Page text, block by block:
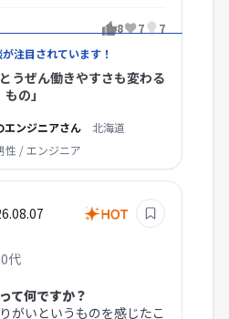
8 7
7
注目されています！
うぜん働きやすさも変わる
もの」
エンジニアさん
北海道
性 / エンジニア
て何ですか？
がいというものを感じたこ
代